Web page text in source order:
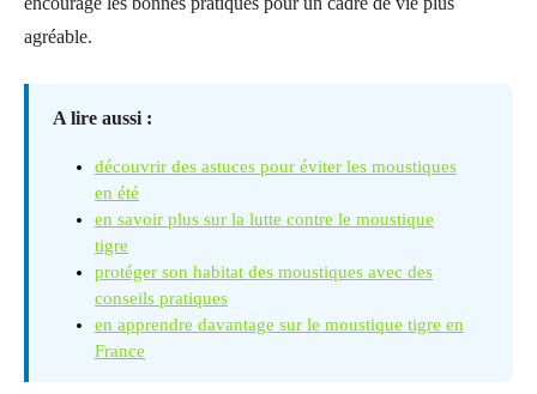
agréable.
A lire aussi :
découvrir des astuces pour éviter les moustiques
en été
en savoir plus sur la lutte contre le moustique
tigre
protéger son habitat des moustiques avec des
conseils pratiques
en apprendre davantage sur le moustique tigre en
France